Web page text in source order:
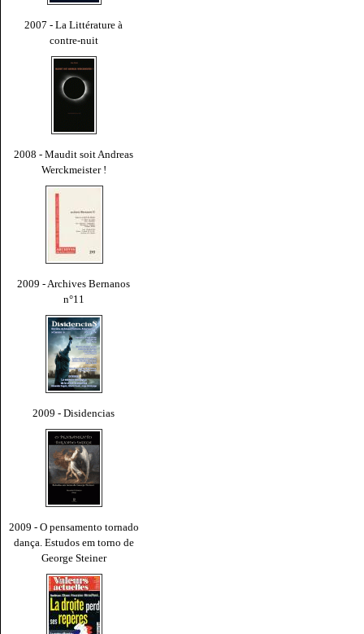
2007 - La Littérature à
contre-nuit
2008 - Maudit soit Andreas
Werckmeister !
2009 - Archives Bernanos
n°11
2009 - Disidencias
2009 - O pensamento tornado
dança. Estudos em torno de
George Steiner